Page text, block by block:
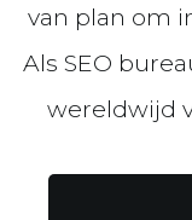
van plan om
Als SEO
wereldwijd